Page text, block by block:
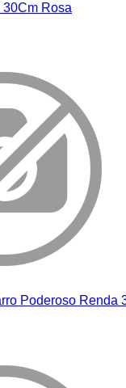
30Cm Rosa
Poderoso Renda